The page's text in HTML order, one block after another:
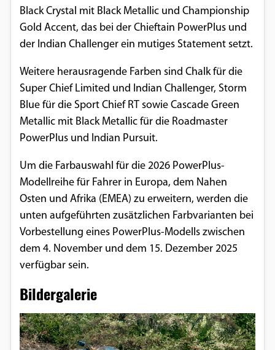
Black Crystal mit Black Metallic und Championship
Gold Accent, das bei der Chieftain PowerPlus und
der Indian Challenger ein mutiges Statement setzt.
Weitere herausragende Farben sind Chalk für die
Super Chief Limited und Indian Challenger, Storm
Blue für die Sport Chief RT sowie Cascade Green
Metallic mit Black Metallic für die Roadmaster
PowerPlus und Indian Pursuit.
Um die Farbauswahl für die 2026 PowerPlus-
Modellreihe für Fahrer in Europa, dem Nahen
Osten und Afrika (EMEA) zu erweitern, werden die
unten aufgeführten zusätzlichen Farbvarianten bei
Vorbestellung eines PowerPlus-Modells zwischen
dem 4. November und dem 15. Dezember 2025
verfügbar sein.
Bildergalerie